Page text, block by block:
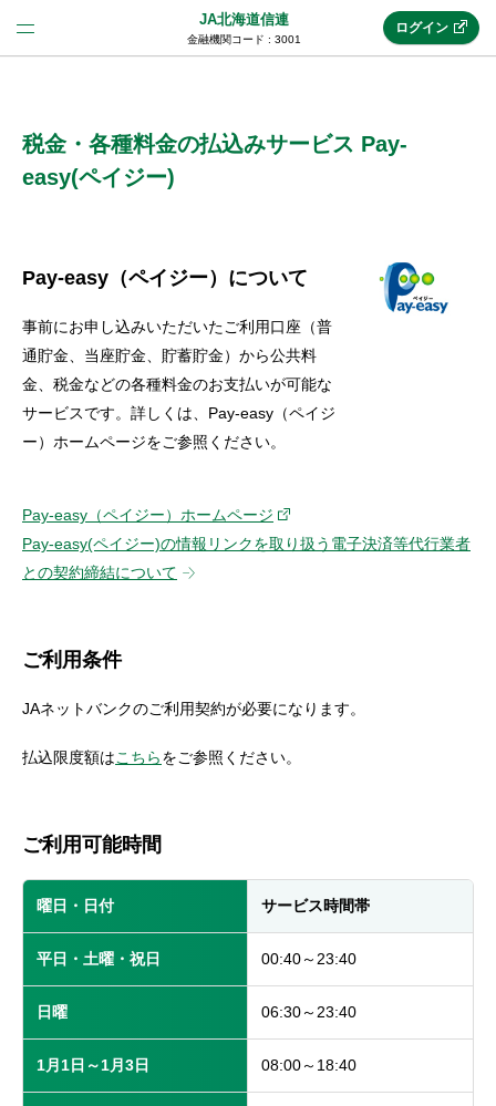
JA北海道信連
金融機関コード : 3001
(法人JAネットバンク)
機能・サービス
セキュリティ
使い方
困った時は
ログイン
税金・各種料金の払込みサービス Pay-
easy(ペイジー)
Pay-easy（ペイジー）について
事前にお申し込みいただいたご利用口座（普
通貯金、当座貯金、貯蓄貯金）から公共料
金、税金などの各種料金のお支払いが可能な
サービスです。詳しくは、Pay-easy（ペイジ
ー）ホームページをご参照ください。
Pay-easy（ペイジー）ホームページ
Pay-easy(ペイジー)の情報リンクを取り扱う電子決済等代行業者
との契約締結について
ご利用条件
JAネットバンクのご利用契約が必要になります。
払込限度額はこちらをご参照ください。
ご利用可能時間
曜日・日付 サービス時間帯
平日・土曜・祝日 00:40～23:40
日曜 06:30～23:40
1月1日～1月3日 08:00～18:40